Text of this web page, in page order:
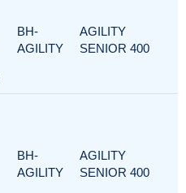
BH-
AGILITY
AGILITY
SENIOR 400
BH-
AGILITY
AGILITY
SENIOR 400